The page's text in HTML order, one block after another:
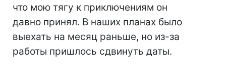
что мою тягу к приключениям он
давно принял. В наших планах было
выехать на месяц раньше, но из-за
работы пришлось сдвинуть даты.